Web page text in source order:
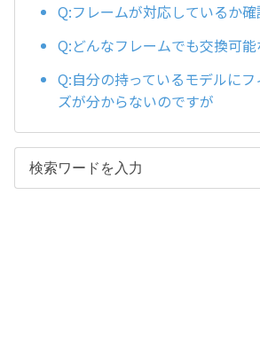
Q:フレームが対応しているか
Q:どんなフレームでも交換可能
Q:自分の持っているモデルに
ズが分からないのですが